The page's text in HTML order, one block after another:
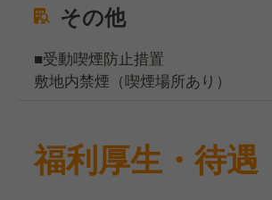
その他
■受動喫煙防止措置
敷地内禁煙（喫煙場所あり）
福利厚生・待遇